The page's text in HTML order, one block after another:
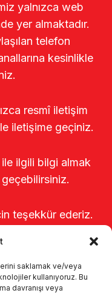
saklamak ve/veya
kullanıyoruz. Bu
davranışı veya
yalnızca web
yer almaktadır.
telefon
kesinlikle
resmî iletişim
iletişime geçiniz.
ilgili bilgi almak
teşekkür ederiz.